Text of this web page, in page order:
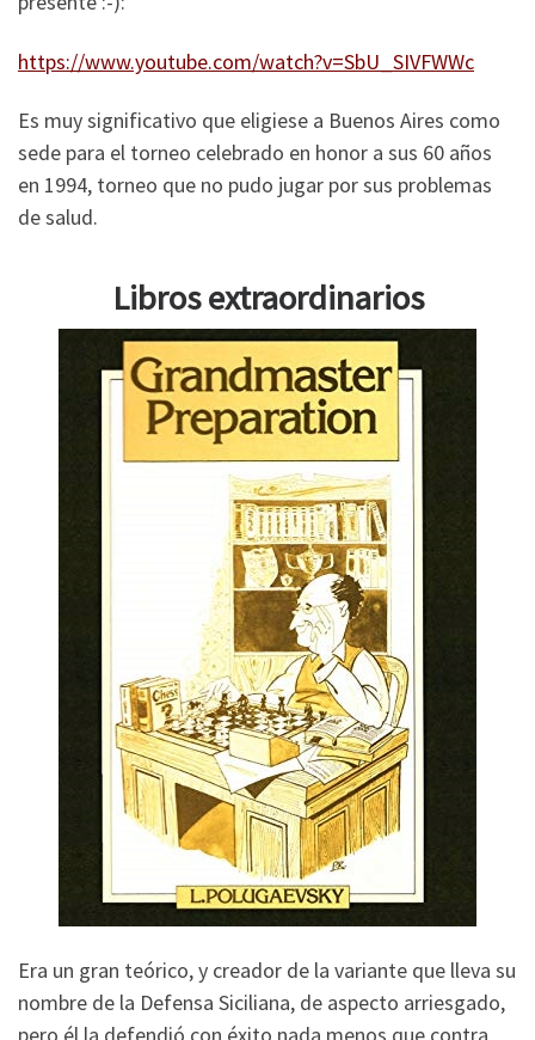
https://www.youtube.com/watch?v=SbU_SIVFWWc
Es muy significativo que eligiese a Buenos Aires como
sede para el torneo celebrado en honor a sus 60 años
en 1994, torneo que no pudo jugar por sus problemas
de salud.
Libros extraordinarios
Era un gran teórico, y creador de la variante que lleva su
nombre de la Defensa Siciliana, de aspecto arriesgado,